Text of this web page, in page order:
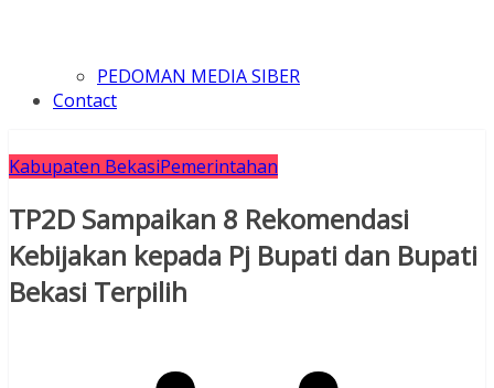
PEDOMAN MEDIA SIBER
Contact
Kabupaten BekasiPemerintahan
TP2D Sampaikan 8 Rekomendasi
Kebijakan kepada Pj Bupati dan Bupati
Bekasi Terpilih